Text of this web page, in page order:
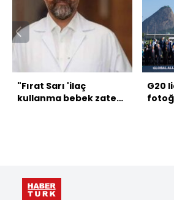
"Fırat Sarı 'ilaç
kullanma bebek zaten
G20